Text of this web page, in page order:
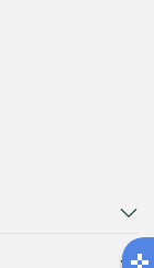
infekcję pęcherza